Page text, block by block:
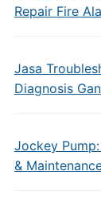
Repair Fire
Jasa
Diagnosis
Jockey
&